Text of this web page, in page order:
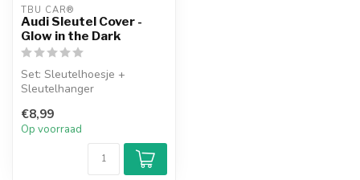
TBU CAR®
Audi Sleutel Cover -
Glow in the Dark
Set: Sleutelhoesje +
Sleutelhanger
€8,99
Op voorraad